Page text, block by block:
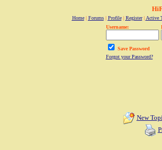
Home| Forums| Profile| Register| Active
Username:
Save Password
Forgot your Password?
New